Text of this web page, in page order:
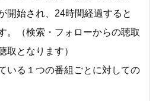
開始され、24時間経過すると
。（検索・フォローからの聴取
取となります）
いる１つの番組ごとに対しての